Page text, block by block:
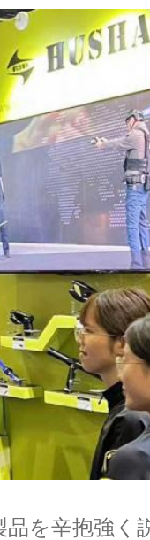
を辛抱強く